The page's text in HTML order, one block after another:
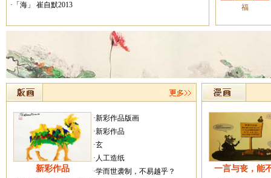
·「海」 崔自默2013
福
新彩作品
·新彩作品版画
·新彩作品
·玄
·人工造纸
·学而世袭制，不易越乎？
一言与丧，能